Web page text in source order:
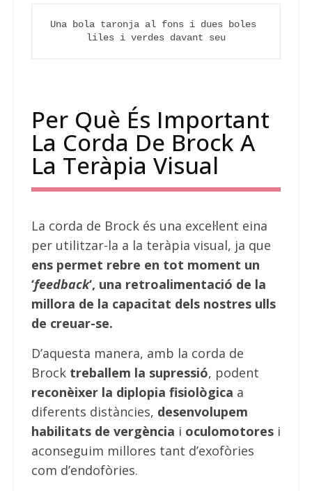
Una bola taronja al fons i dues boles
liles i verdes davant seu
Per Què És Important
La Corda De Brock A
La Teràpia Visual
La corda de Brock és una excel·lent eina
per utilitzar-la a la teràpia visual, ja que
ens permet rebre en tot moment un
‘feedback‘, una retroalimentació de la
millora de la capacitat dels nostres ulls
de creuar-se.
D’aquesta manera, amb la corda de
Brock treballem la supressió, podent
reconèixer la diplopia fisiològica a
diferents distàncies, desenvolupem
habilitats de vergència i oculomotoresi
aconseguim millores tant d’exofòries
com d’endofòries.